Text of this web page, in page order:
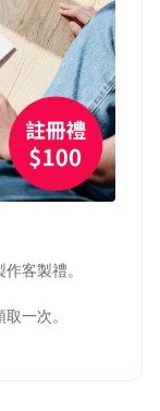
客製禮。
一次。